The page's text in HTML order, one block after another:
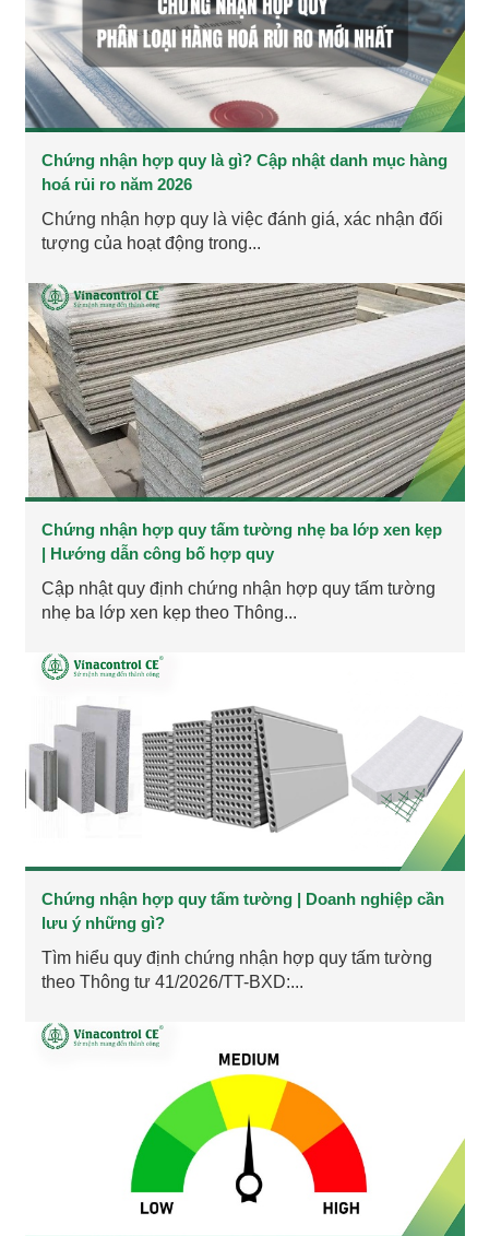
Chứng nhận hợp quy là gì? Cập nhật danh mục hàng
hoá rủi ro năm 2026
Chứng nhận hợp quy là việc đánh giá, xác nhận đối
tượng của hoạt động trong...
Chứng nhận hợp quy tấm tường nhẹ ba lớp xen kẹp
| Hướng dẫn công bố hợp quy
Cập nhật quy định chứng nhận hợp quy tấm tường
nhẹ ba lớp xen kẹp theo Thông...
Chứng nhận hợp quy tấm tường | Doanh nghiệp cần
lưu ý những gì?
Tìm hiểu quy định chứng nhận hợp quy tấm tường
theo Thông tư 41/2026/TT-BXD:...